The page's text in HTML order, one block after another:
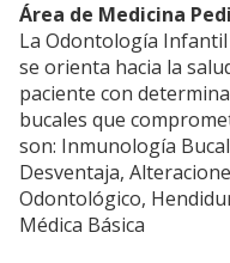
Área de Medicina
La Odontología
se orienta hacia la
paciente con
bucales que
son: Inmunología
Desventaja,
Odontológico,
Médica Básica